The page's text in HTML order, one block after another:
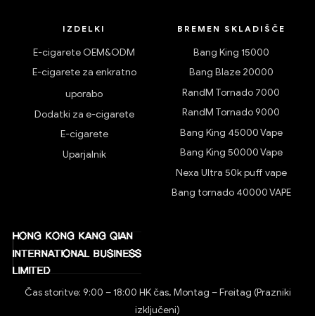
IZDELKI
E-cigarete OEM&ODM
E-cigarete za enkratno
uporabo
Dodatki za e-cigarete
E-cigarete
Uparjalnik
BREMEN SKLADIŠČE
Bang King 15000
Bang Blaze 20000
RandM Tornado 7000
RandM Tornado 9000
Bang King 45000 Vape
Bang King 50000 Vape
Nexa Ultra 50k puff vape
Bang tornado 40000 VAPE
Čas storitve: 9:00 – 18:00 HK čas, Montag – Freitag (Prazniki
izključeni)